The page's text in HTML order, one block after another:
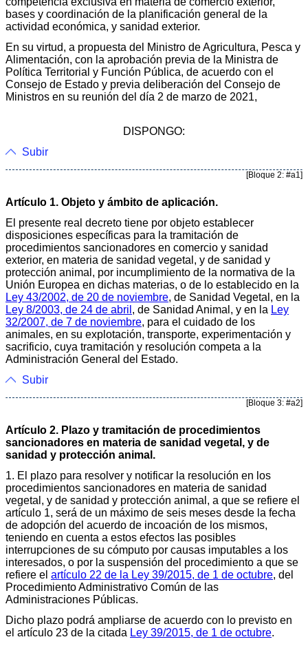
bases y coordinación de la planificación general de la
actividad económica, y sanidad exterior.
En su virtud, a propuesta del Ministro de Agricultura, Pesca y
Alimentación, con la aprobación previa de la Ministra de
Política Territorial y Función Pública, de acuerdo con el
Consejo de Estado y previa deliberación del Consejo de
Ministros en su reunión del día 2 de marzo de 2021,
DISPONGO:
Subir
[Bloque 2: #a1]
Artículo 1. Objeto y ámbito de aplicación.
El presente real decreto tiene por objeto establecer
disposiciones específicas para la tramitación de
procedimientos sancionadores en comercio y sanidad
exterior, en materia de sanidad vegetal, y de sanidad y
protección animal, por incumplimiento de la normativa de la
Unión Europea en dichas materias, o de lo establecido en la
Ley 43/2002, de 20 de noviembre, de Sanidad Vegetal, en la
Ley 8/2003, de 24 de abril , de Sanidad Animal, y en la Ley
32/2007, de 7 de noviembre, para el cuidado de los
animales, en su explotación, transporte, experimentación y
sacrificio, cuya tramitación y resolución competa a la
Administración General del Estado.
Subir
[Bloque 3: #a2]
Artículo 2. Plazo y tramitación de procedimientos
sancionadores en materia de sanidad vegetal, y de
sanidad y protección animal.
1. El plazo para resolver y notificar la resolución en los
procedimientos sancionadores en materia de sanidad
vegetal, y de sanidad y protección animal, a que se refiere el
artículo 1, será de un máximo de seis meses desde la fecha
de adopción del acuerdo de incoación de los mismos,
teniendo en cuenta a estos efectos las posibles
interrupciones de su cómputo por causas imputables a los
interesados, o por la suspensión del procedimiento a que se
refiere el artículo 22 de la Ley 39/2015, de 1 de octubre, del
Procedimiento Administrativo Común de las
Administraciones Públicas.
Dicho plazo podrá ampliarse de acuerdo con lo previsto en
el artículo 23 de la citada Ley 39/2015, de 1 de octubre.